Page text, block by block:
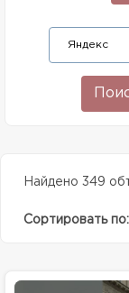
Найдено 349
Сортировать по: